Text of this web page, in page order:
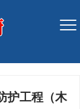
护工程（木